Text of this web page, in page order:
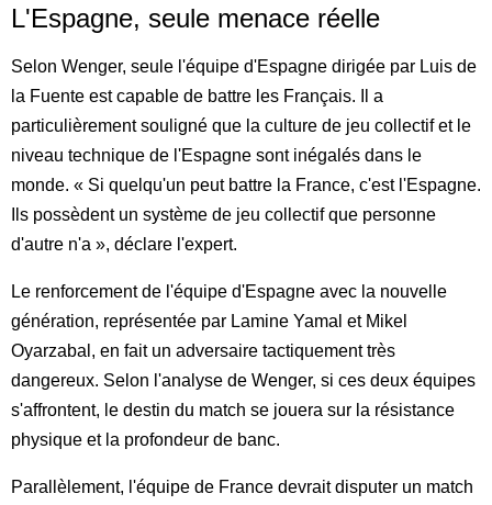
L'Espagne, seule menace réelle
Selon Wenger, seule l'équipe d'Espagne dirigée par Luis de
la Fuente est capable de battre les Français. Il a
particulièrement souligné que la culture de jeu collectif et le
niveau technique de l'Espagne sont inégalés dans le
monde. « Si quelqu'un peut battre la France, c'est l'Espagne.
Ils possèdent un système de jeu collectif que personne
d'autre n'a », déclare l'expert.
Le renforcement de l'équipe d'Espagne avec la nouvelle
génération, représentée par Lamine Yamal et Mikel
Oyarzabal, en fait un adversaire tactiquement très
dangereux. Selon l'analyse de Wenger, si ces deux équipes
s'affrontent, le destin du match se jouera sur la résistance
physique et la profondeur de banc.
Parallèlement, l'équipe de France devrait disputer un match